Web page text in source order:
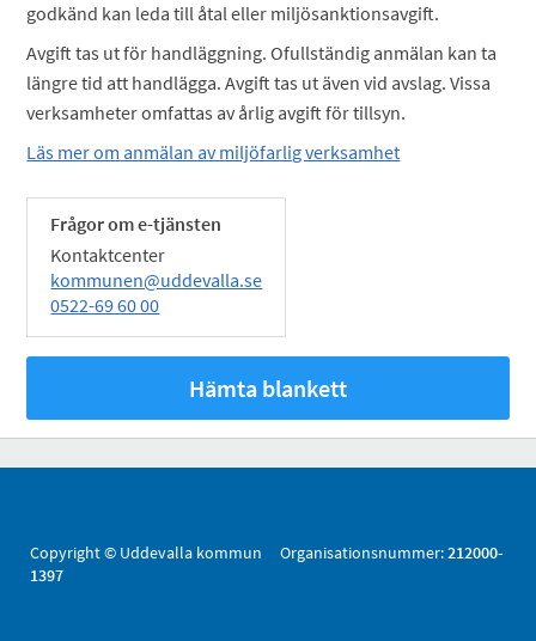
godkänd kan leda till åtal eller miljösanktionsavgift.
Avgift tas ut för handläggning. Ofullständig anmälan kan ta
längre tid att handlägga. Avgift tas ut även vid avslag. Vissa
verksamheter omfattas av årlig avgift för tillsyn.
Läs mer om anmälan av miljöfarlig verksamhet
Frågor om e-tjänsten
Kontaktcenter
kommunen@uddevalla.se
0522-69 60 00
Hämta blankett
Copyright © Uddevalla kommun Organisationsnummer:212000-
1397